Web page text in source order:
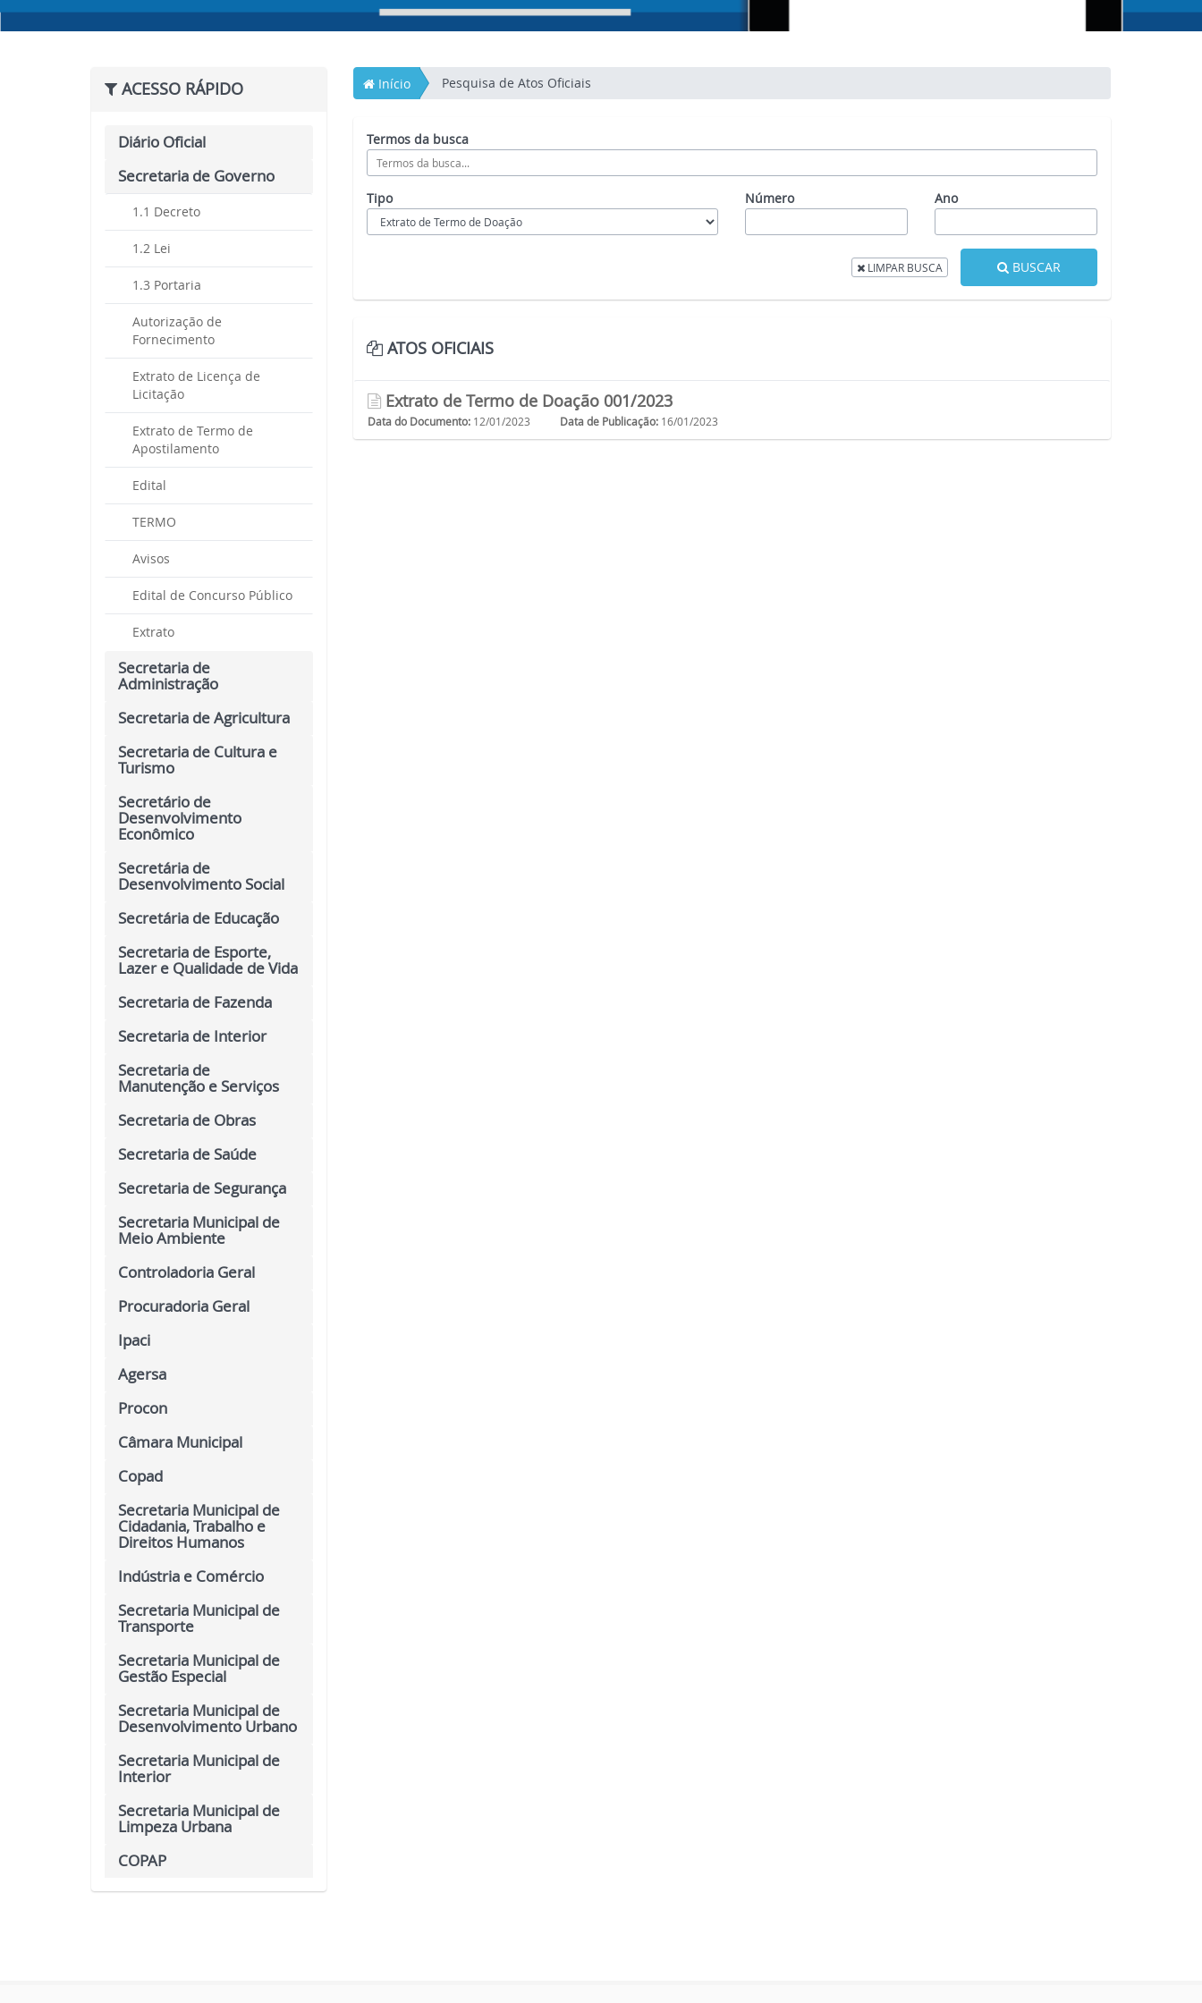
ACESSO RÁPIDO
Diário Oficial
Secretaria de Governo
1.1 Decreto
1.2 Lei
1.3 Portaria
Autorização de
Fornecimento
Extrato de Licença de
Licitação
Extrato de Termo de
Apostilamento
Edital
TERMO
Avisos
Edital de Concurso Público
Extrato
Secretaria de
Administração
Secretaria de Agricultura
Secretaria de Cultura e
Turismo
Secretário de
Desenvolvimento
Econômico
Secretária de
Desenvolvimento Social
Secretária de Educação
Secretaria de Esporte,
Lazer e Qualidade de Vida
Secretaria de Fazenda
Secretaria de Interior
Secretaria de
Manutenção e Serviços
Secretaria de Obras
Secretaria de Saúde
Secretaria de Segurança
Secretaria Municipal de
Meio Ambiente
Controladoria Geral
Procuradoria Geral
Ipaci
Agersa
Procon
Câmara Municipal
Copad
Secretaria Municipal de
Cidadania, Trabalho e
Direitos Humanos
Indústria e Comércio
Secretaria Municipal de
Transporte
Secretaria Municipal de
Gestão Especial
Secretaria Municipal de
Desenvolvimento Urbano
Secretaria Municipal de
Interior
Secretaria Municipal de
Limpeza Urbana
COPAP
Início Pesquisa de Atos Oficiais
Termos da busca
Tipo Número Ano
LIMPAR BUSCA BUSCAR
ATOS OFICIAIS
Extrato de Termo de Doação 001/2023
Data do Documento: 12/01/2023 Data de Publicação: 16/01/2023